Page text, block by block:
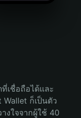
เชื่อถือได้และ
ก็เป็นตัว
งใจจากผู้ใช้ 40